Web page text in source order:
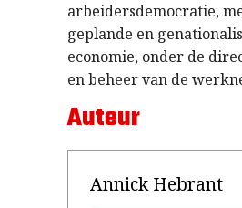
arbeidersdemocratie,
geplande en
economie, onder de
en beheer van de
Auteur
Annick Hebrant